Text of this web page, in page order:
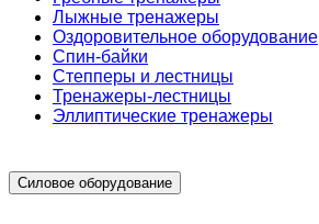
Лыжные тренажеры
Оздоровительное оборудование
Спин-байки
Степперы и лестницы
Тренажеры-лестницы
Эллиптические тренажеры
Силовое оборудование